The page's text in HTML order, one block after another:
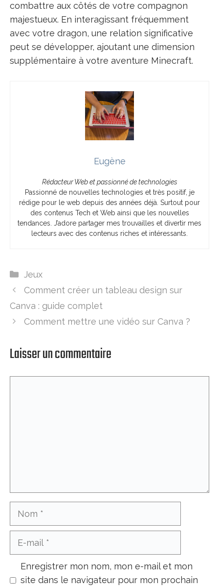
combattre aux côtés de votre compagnon
majestueux. En interagissant fréquemment
avec votre dragon, une relation significative
peut se développer, ajoutant une dimension
supplémentaire à votre aventure Minecraft.
Eugène
Rédacteur Web et passionné de technologies
Passionné de nouvelles technologies et très positif, je
rédige pour le web depuis des années déjà. Surtout pour
des contenus Tech et Web ainsi que les nouvelles
tendances. J’adore partager mes trouvailles et divertir mes
lecteurs avec des contenus riches et intéressants.
Catégories
Jeux
Comment créer un tableau design sur
Canva : guide complet
Comment mettre une vidéo sur Canva ?
Laisser un commentaire
Enregistrer mon nom, mon e-mail et mon
site dans le navigateur pour mon prochain